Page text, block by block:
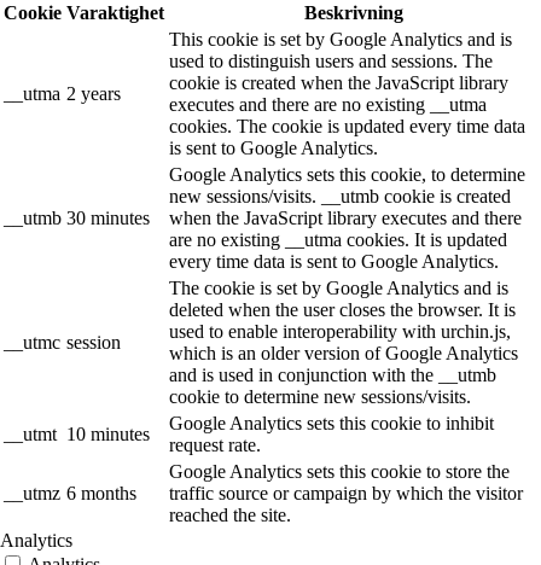
Cookie Varaktighet Beskrivning
__utma 2 years
This cookie is set by Google Analytics and is
used to distinguish users and sessions. The
cookie is created when the JavaScript library
executes and there are no existing __utma
cookies. The cookie is updated every time data
is sent to Google Analytics.
__utmb 30 minutes
Google Analytics sets this cookie, to determine
new sessions/visits. __utmb cookie is created
when the JavaScript library executes and there
are no existing __utma cookies. It is updated
every time data is sent to Google Analytics.
__utmc session
The cookie is set by Google Analytics and is
deleted when the user closes the browser. It is
used to enable interoperability with urchin.js,
which is an older version of Google Analytics
and is used in conjunction with the __utmb
cookie to determine new sessions/visits.
__utmt 10 minutes
Google Analytics sets this cookie to inhibit
request rate.
__utmz 6 months
Google Analytics sets this cookie to store the
traffic source or campaign by which the visitor
reached the site.
Analytics